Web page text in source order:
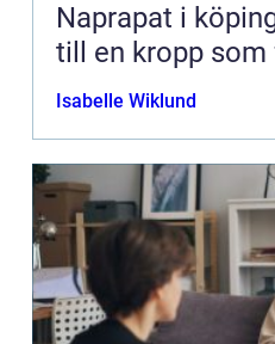
Naprapat i köping vägen
till en kropp som
Isabelle Wiklund